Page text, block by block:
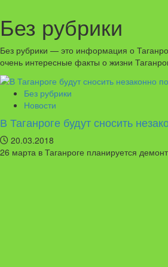
Без рубрики
Без рубрики — это информация о
очень интересные факты о жизни
Без рубрики
Новости
В Таганроге будут сносить
20.03.2018
26 марта в Таганроге планируется